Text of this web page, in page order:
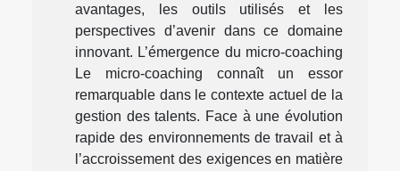
avantages, les outils utilisés et les
perspectives d’avenir dans ce domaine
innovant. L’émergence du micro-coaching
Le micro-coaching connaît un essor
remarquable dans le contexte actuel de la
gestion des talents. Face à une évolution
rapide des environnements de travail et à
l’accroissement des exigences en matière